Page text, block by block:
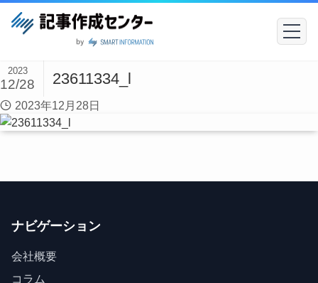
23611334_l
2023
12/28
2023年12月28日
ナビゲーション
会社概要
コラム